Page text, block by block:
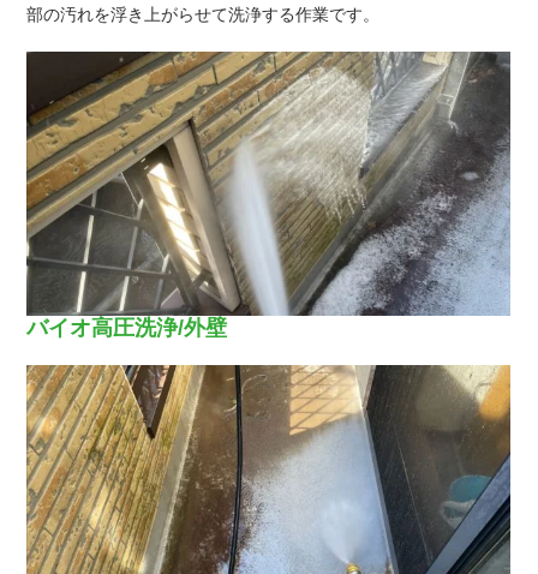
部の汚れを浮き上がらせて洗浄する作業です。
バイオ高圧洗浄/外壁